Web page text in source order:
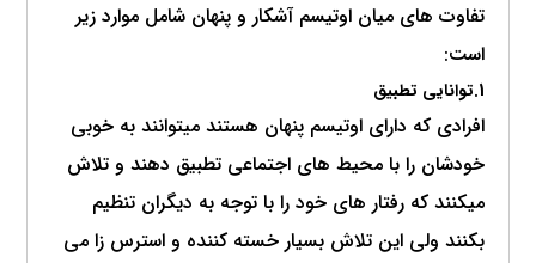
تفاوت های میان اوتیسم آشکار و پنهان شامل موارد زیر
است:
1.توانایی تطبیق
افرادی که دارای اوتیسم پنهان هستند میتوانند به خوبی
خودشان را با محیط های اجتماعی تطبیق دهند و تلاش
میکنند که رفتار های خود را با توجه به دیگران تنظیم
بکنند ولی این تلاش بسیار خسته کننده و استرس زا می